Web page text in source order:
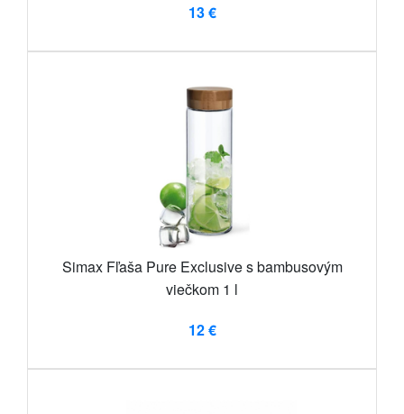
13 €
Simax Fľaša Pure Exclusive s bambusovým
viečkom 1 l
12 €